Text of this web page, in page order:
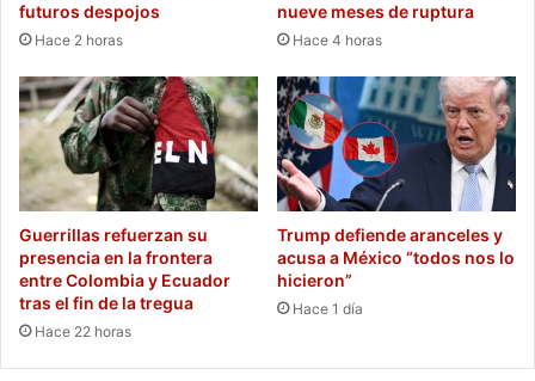
futuros despojos
Hace 2 horas
nueve meses de ruptura
Hace 4 horas
Guerrillas refuerzan su
presencia en la frontera
entre Colombia y Ecuador
tras el fin de la tregua
Hace 22 horas
Trump defiende aranceles y
acusa a México “todos nos lo
hicieron”
Hace 1 día